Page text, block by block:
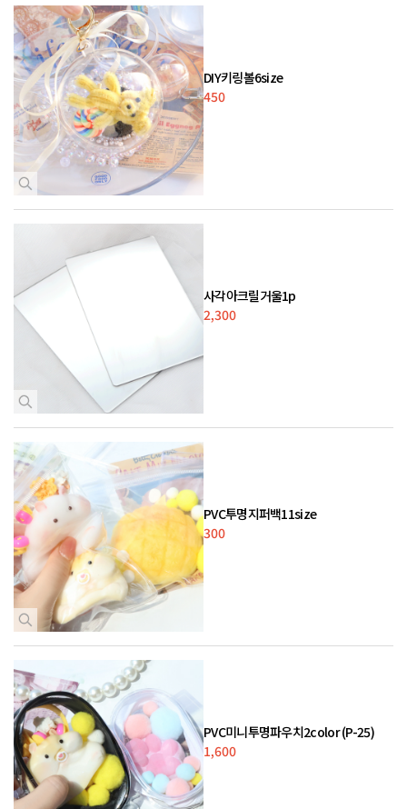
DIY키링볼6size
450
사각아크릴거울1p
2,300
PVC투명지퍼백11size
300
PVC미니투명파우치2color (P-25)
1,600